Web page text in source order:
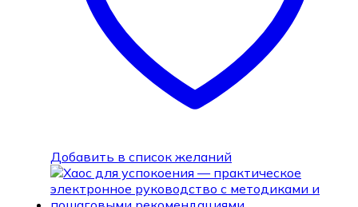
Добавить в список желаний